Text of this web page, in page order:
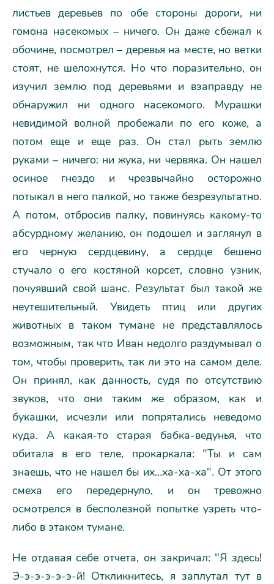
листьев деревьев по обе стороны дороги, ни
гомона насекомых – ничего. Он даже сбежал к
обочине, посмотрел – деревья на месте, но ветки
стоят, не шелохнутся. Но что поразительно, он
изучил землю под деревьями и взаправду не
обнаружил ни одного насекомого. Мурашки
невидимой волной пробежали по его коже, а
потом еще и еще раз. Он стал рыть землю
руками – ничего: ни жука, ни червяка. Он нашел
осиное гнездо и чрезвычайно осторожно
потыкал в него палкой, но также безрезультатно.
А потом, отбросив палку, повинуясь какому-то
абсурдному желанию, он подошел и заглянул в
его черную сердцевину, а сердце бешено
стучало о его костяной корсет, словно узник,
почуявший свой шанс. Результат был такой же
неутешительный. Увидеть птиц или других
животных в таком тумане не представлялось
возможным, так что Иван недолго раздумывал о
том, чтобы проверить, так ли это на самом деле.
Он принял, как данность, судя по отсутствию
звуков, что они таким же образом, как и
букашки, исчезли или попрятались неведомо
куда. А какая-то старая бабка-ведунья, что
обитала в его теле, прокаркала: "Ты и сам
знаешь, что не нашел бы их…ха-ха-ха". От этого
смеха его передернуло, и он тревожно
осмотрелся в бесполезной попытке узреть что-
либо в этаком тумане.
Не отдавая себе отчета, он закричал: "Я здесь!
Э-э-э-э-э-э-й! Откликнитесь, я заплутал тут в